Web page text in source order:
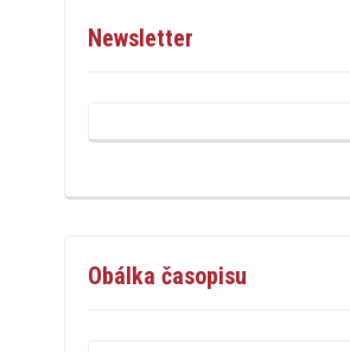
Newsletter
Obálka časopisu